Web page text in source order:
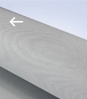
À
LA
MAISON
-
Suntex
Composite
Industrial
Co.,Ltd..
All
Rights
Reserved.